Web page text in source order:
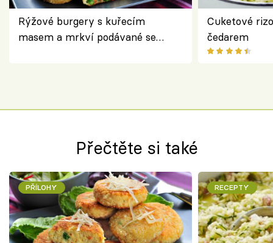
Rýžové burgery s kuřecím
masem a mrkví podávané se
Cuketové
čedarem
Přečtěte si také
PŘÍLOHY RECEPTY